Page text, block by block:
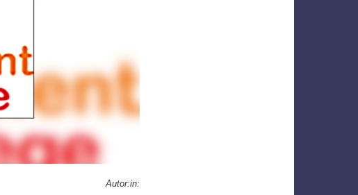
Autor:in: